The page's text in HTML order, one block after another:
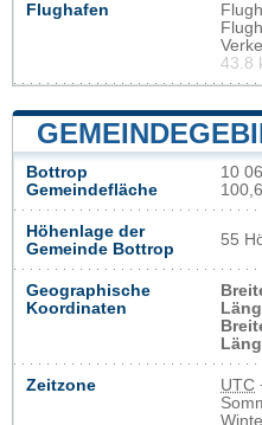
Flughafen
43.8
Bottrop
Gemeindefläche
10
Höhenlage der
Gemeinde Bottrop
55
Geographische
Koordinaten
Zeitzone UTC